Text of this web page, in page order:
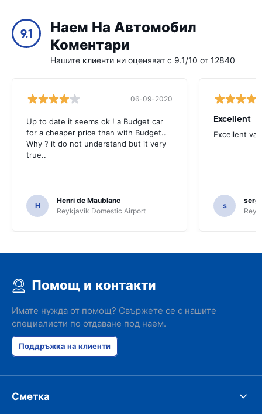
9.1
Наем На Автомобил
Коментари
Нашите клиенти ни оценяват с 9.1/10 от 12840
06-09-2020
Up to date it seems ok ! a Budget car
for a cheaper price than with Budget..
Why ? it do not understand but it very
true..
H
Henri de Maublanc
Reykjavik Domestic Airport
Excellent
Excellent
s
Помощ и контакти
Имате нужда от помощ? Свържете се с нашите
специалисти по отдаване под наем.
Поддръжка на клиенти
Сметка